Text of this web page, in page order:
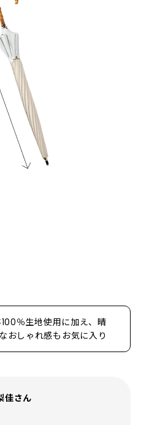
％生地使用に加え、晴
しゃれ感もお気に入り
佳さん